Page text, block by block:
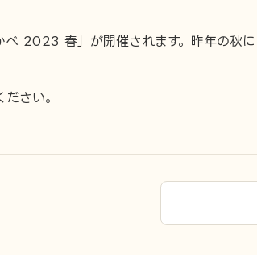
2023 春」が開催されます。昨年の秋に
さい。